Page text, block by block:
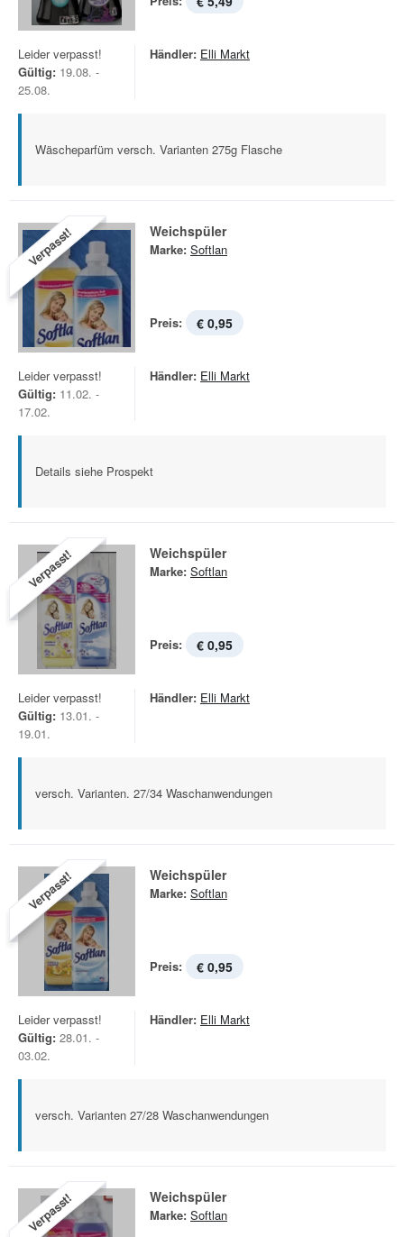
Leider verpasst!
Gültig: 19.08. -
25.08.
Händler: Elli Markt
Wäscheparfüm versch. Varianten 275g Flasche
Verpasst! Weichspüler
Marke: Softlan
Preis: € 0,95
Leider verpasst!
Gültig: 11.02. -
17.02.
Händler: Elli Markt
Details siehe Prospekt
Verpasst! Weichspüler
Marke: Softlan
Preis: € 0,95
Leider verpasst!
Gültig: 13.01. -
19.01.
Händler: Elli Markt
versch. Varianten. 27/34 Waschanwendungen
Verpasst! Weichspüler
Marke: Softlan
Preis: € 0,95
Leider verpasst!
Gültig: 28.01. -
03.02.
Händler: Elli Markt
versch. Varianten 27/28 Waschanwendungen
Verpasst! Weichspüler
Marke: Softlan